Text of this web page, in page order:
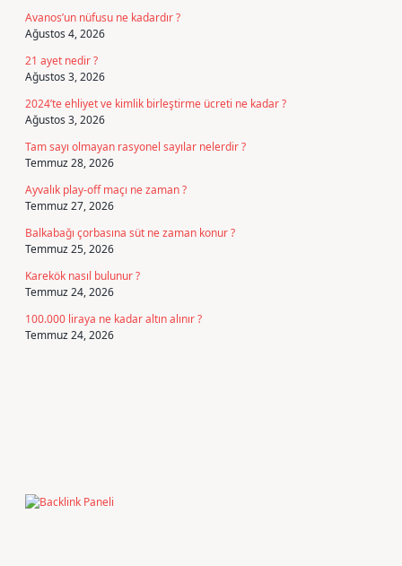
Avanos’un nüfusu ne kadardır ?
Ağustos 4, 2026
21 ayet nedir ?
Ağustos 3, 2026
2024’te ehliyet ve kimlik birleştirme ücreti ne kadar ?
Ağustos 3, 2026
Tam sayı olmayan rasyonel sayılar nelerdir ?
Temmuz 28, 2026
Ayvalık play-off maçı ne zaman ?
Temmuz 27, 2026
Balkabağı çorbasına süt ne zaman konur ?
Temmuz 25, 2026
Karekök nasıl bulunur ?
Temmuz 24, 2026
100.000 liraya ne kadar altın alınır ?
Temmuz 24, 2026